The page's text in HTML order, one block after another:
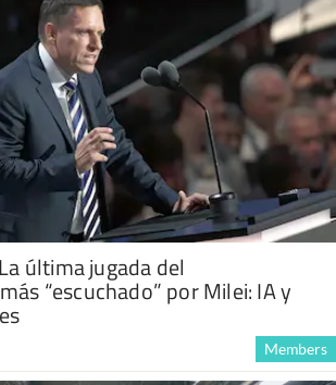
La última jugada del
“escuchado” por Milei: IA y
Members